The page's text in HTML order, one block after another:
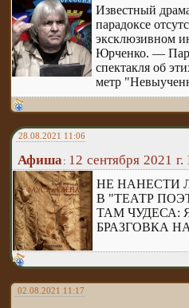
Известный
парадоксе
эксклюзивном
Юрченко. —
спектакля об
метр
28.08.2021 11:06
Афиша: 12 сентября 2021
НЕ НАНЕСТИ
В "ТЕАТР
ТАМ ЧУДЕСА:
БРАЗГОВКА
02.08.2021 11:17